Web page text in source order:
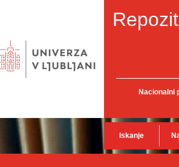
Nacionalni
Iskanje